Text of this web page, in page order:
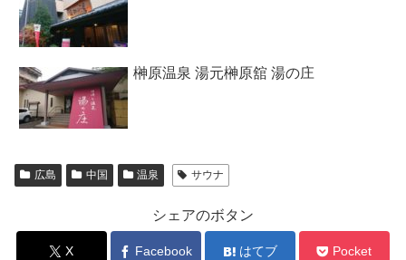
榊原温泉 湯元榊原舘 湯の庄
広島 中国 温泉 サウナ
シェアのボタン
X Facebook はてブ Pocket